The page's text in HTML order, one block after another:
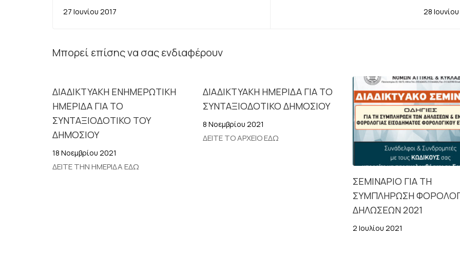
ΝΙΚΗΣ-ΚΙΛΚΙΣ-ΧΑΛΚΙΔΙΚΗΣ 26.6.2017
27 Ιουνίου 2017
ΝΟΜΟΥ 27/6/
28
Μπορεί επίσης να σας ενδιαφέρουν
ΔΙΑΔΙΚΤΥΑΚΗ ΕΝΗΜΕΡΩΤΙΚΗ
ΗΜΕΡΙΔΑ ΓΙΑ ΤΟ
ΣΥΝΤΑΞΙΟΔΟΤΙΚΟ ΤΟΥ
ΔΗΜΟΣΙΟΥ
18 Νοεμβρίου 2021
ΔΕΙΤΕ ΤΗΝ ΗΜΕΡΙΔΑ ΕΔΩ
ΔΙΑΔΙΚΤΥΑΚΗ ΗΜΕΡΙΔΑ ΓΙΑ ΤΟ
ΣΥΝΤΑΞΙΟΔΟΤΙΚΟ ΔΗΜΟΣΙΟΥ
8 Νοεμβρίου 2021
ΔΕΙΤΕ ΤΟ ΑΡΧΕΙΟ ΕΔΩ
ΣΕΜΙΝΑΡΙΟ ΓΙΑ ΤΗ
ΣΥΜΠΛΗΡΩΣΗ
ΔΗΛΩΣΕΩΝ 2021
2 Ιουλίου 2021